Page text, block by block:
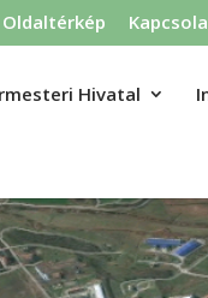
Oldaltérkép
Hivatal